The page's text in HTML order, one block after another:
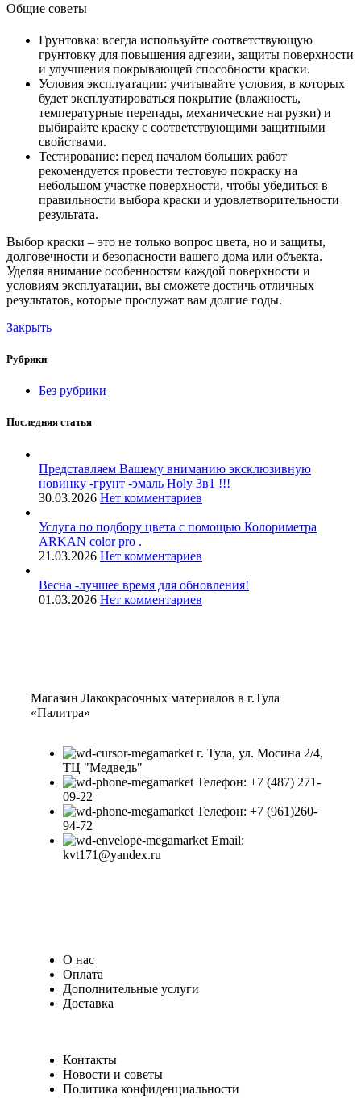
Общие советы
Грунтовка: всегда используйте соответствующую
грунтовку для повышения адгезии, защиты поверхности
и улучшения покрывающей способности краски.
Условия эксплуатации: учитывайте условия, в которых
будет эксплуатироваться покрытие (влажность,
температурные перепады, механические нагрузки) и
выбирайте краску с соответствующими защитными
свойствами.
Тестирование: перед началом больших работ
рекомендуется провести тестовую покраску на
небольшом участке поверхности, чтобы убедиться в
правильности выбора краски и удовлетворительности
результата.
Выбор краски – это не только вопрос цвета, но и защиты,
долговечности и безопасности вашего дома или объекта.
Уделяя внимание особенностям каждой поверхности и
условиям эксплуатации, вы сможете достичь отличных
результатов, которые прослужат вам долгие годы.
Закрыть
Рубрики
Без рубрики
Последняя статья
Представляем Вашему вниманию эксклюзивную
новинку -грунт -эмаль Holy 3в1 !!!
30.03.2026 Нет комментариев
Услуга по подбору цвета с помощью Колориметра
ARKAN color pro .
21.03.2026 Нет комментариев
Весна -лучшее время для обновления!
01.03.2026 Нет комментариев
Магазин Лакокрасочных материалов в г.Тула
«Палитра»
г. Тула, ул. Мосина 2/4,
ТЦ "Медведь"
Телефон: +7 (487) 271-
09-22
Телефон: +7 (961)260-
94-72
Email:
kvt171@yandex.ru
О нас
Оплата
Дополнительные услуги
Доставка
Контакты
Новости и советы
Политика конфиденциальности